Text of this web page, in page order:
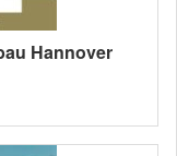
Hannover